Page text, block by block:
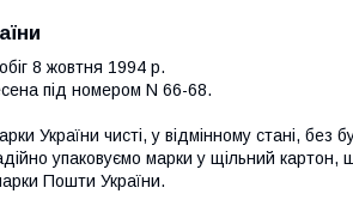
8 жовтня 1994 р.
під номером N 66-68.
України чисті, у відмінному стані, без
упаковуємо марки у щільний
Пошти України.